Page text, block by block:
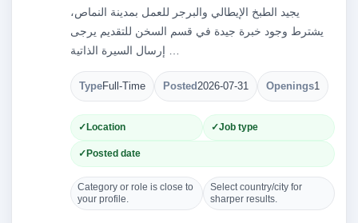
يجيد الطبخ الإيطالي والبرجر للعمل بمدينة النماص،
يشترط وجود خبرة جيدة في قسم السخن للتقديم يرجى
TypeFull-Time Posted2026-07-31 Openings1
Location Job type
Posted date
Category or role is close to
your profile.
Select country/city for
sharper results.